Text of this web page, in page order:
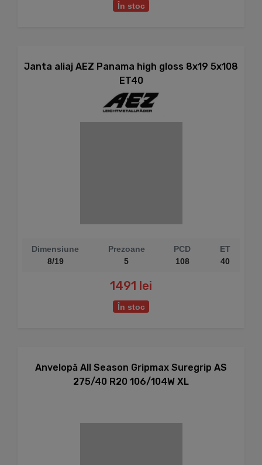
În stoc
Janta aliaj AEZ Panama high gloss 8x19 5x108
ET40
Dimensiune
8/19
Prezoane
5
PCD
108
ET
40
1491 lei
În stoc
Anvelopă All Season Gripmax Suregrip AS
275/40 R20 106/104W XL